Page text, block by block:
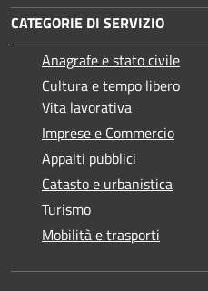
CATEGORIE DI SERVIZIO
Anagrafe e stato civile
Cultura e tempo libero
Vita lavorativa
Imprese e Commercio
Appalti pubblici
Catasto e urbanistica
Turismo
Mobilità e trasporti